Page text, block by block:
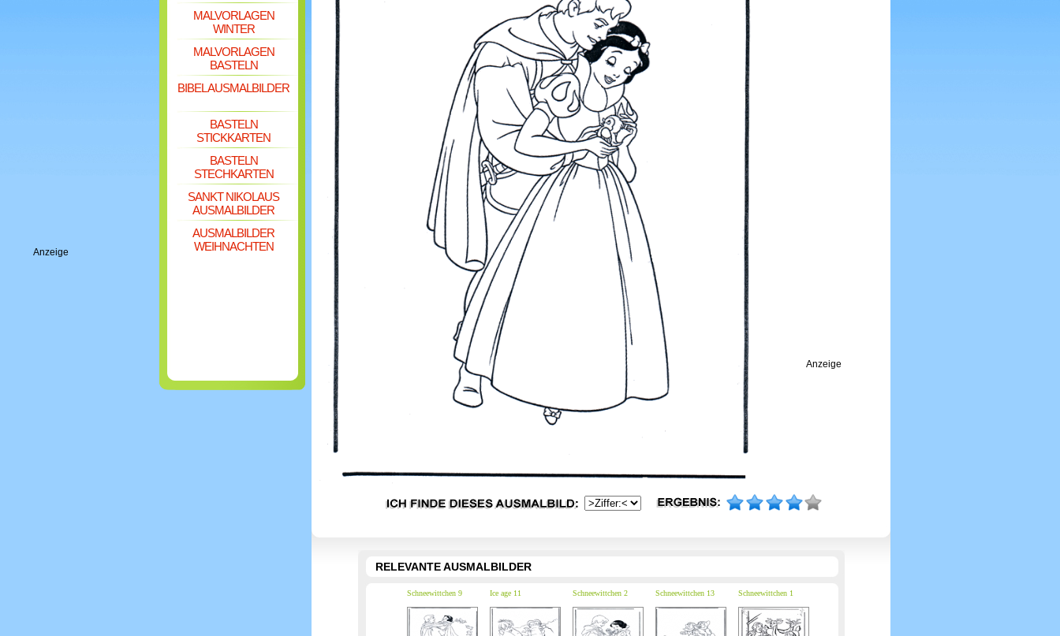
Anzeige
MALVORLAGEN
WINTER
MALVORLAGEN
BASTELN
BIBEL AUSMALBILDER
BASTELN
STICKKARTEN
BASTELN
STECHKARTEN
SANKT NIKOLAUS
AUSMALBILDER
AUSMALBILDER
WEIHNACHTEN
Anzeige
RELEVANTE AUSMALBILDER
Schneewittchen 9 Ice age 11 Schneewittchen 2 Schneewittchen 13 Schneewittchen 1